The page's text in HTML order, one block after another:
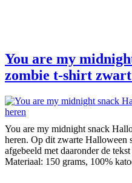
You are my
zombie t-shirt
You are my midnight snack
heren. Op dit zwarte Halloween
afgebeeld met daaronder de
Materiaal: 150 grams, 100%